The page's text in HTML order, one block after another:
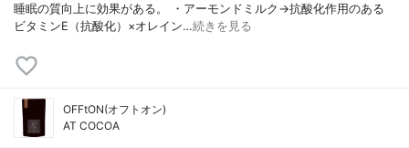
睡眠の質向上に効果がある。 ・アーモンドミルク→抗酸化作用のある
ビタミンE（抗酸化）×オレイン…続きを見る
OFFtON(オフトオン)
AT COCOA